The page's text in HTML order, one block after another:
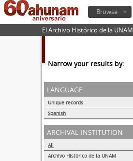
Browse
El Archivo Histórico de la UNAM
Narrow your results by:
language
Unique records
Spanish
archival institution
All
Archivo Histórico de la UNAM